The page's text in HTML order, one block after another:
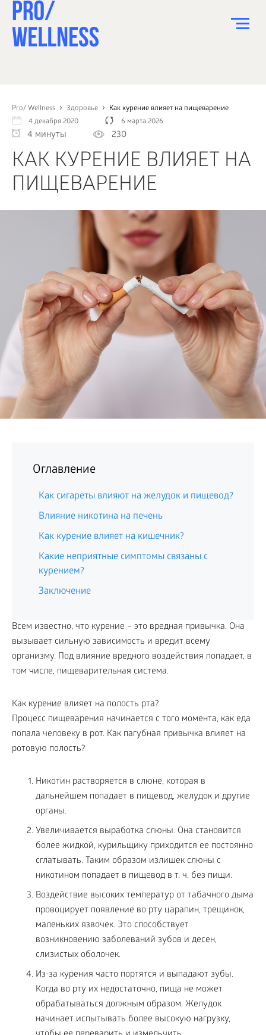
Pro/ Wellness Здоровье
Как курение влияет на пищеварение
4 декабря 2020
6 марта 2026
4 минуты 230
КАК КУРЕНИЕ ВЛИЯЕТ НА
ПИЩЕВАРЕНИЕ
Оглавление
Как сигареты влияют на желудок и пищевод?
Влияние никотина на печень
Как курение влияет на кишечник?
Какие неприятные симптомы связаны с
курением?
Заключение
Всем известно, что курение – это вредная привычка. Она
вызывает сильную зависимость и вредит всему
организму. Под влияние вредного воздействия попадает, в
том числе, пищеварительная система.
Как курение влияет на полость рта?
Процесс пищеварения начинается с того момента, как еда
попала человеку в рот. Как пагубная привычка влияет на
ротовую полость?
Никотин растворяется в слюне, которая в
дальнейшем попадает в пищевод, желудок и другие
органы.
Увеличивается выработка слюны. Она становится
более жидкой, курильщику приходится ее постоянно
сглатывать. Таким образом излишек слюны с
никотином попадает в пищевод в т. ч. без пищи.
Воздействие высоких температур от табачного дыма
провоцирует появление во рту царапин, трещинок,
маленьких язвочек. Это способствует
возникновению заболеваний зубов и десен,
слизистых оболочек.
Из-за курения часто портятся и выпадают зубы.
Когда во рту их недостаточно, пища не может
обрабатываться должным образом. Желудок
начинает испытывать более высокую нагрузку,
СПОРТ
ЗДОРОВЬЕ
КРАСОТА
ПСИХОЛОГИЯ
БИЗНЕС